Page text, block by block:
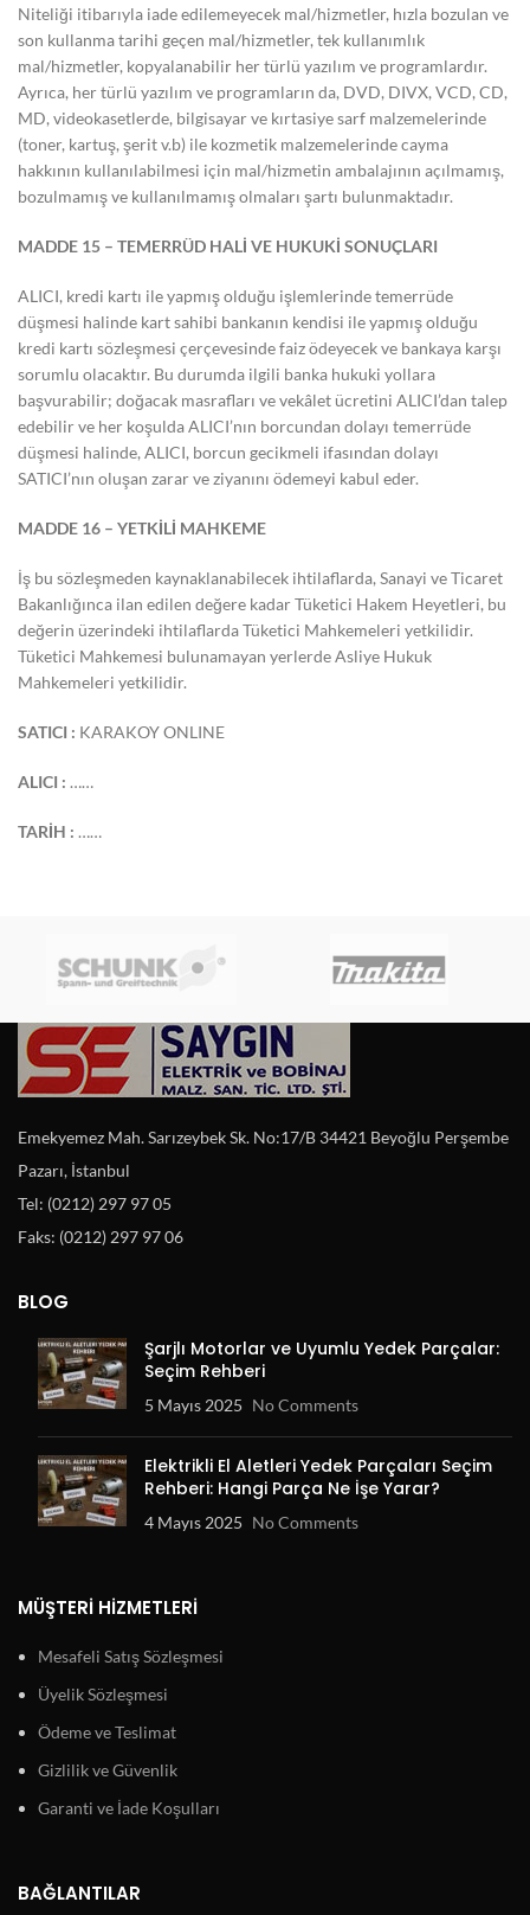
Niteliği itibarıyla iade edilemeyecek mal/hizmetler, hızla bozulan ve
son kullanma tarihi geçen mal/hizmetler, tek kullanımlık
mal/hizmetler, kopyalanabilir her türlü yazılım ve programlardır.
Ayrıca, her türlü yazılım ve programların da, DVD, DIVX, VCD, CD,
MD, videokasetlerde, bilgisayar ve kırtasiye sarf malzemelerinde
(toner, kartuş, şerit v.b) ile kozmetik malzemelerinde cayma
hakkının kullanılabilmesi için mal/hizmetin ambalajının açılmamış,
bozulmamış ve kullanılmamış olmaları şartı bulunmaktadır.
MADDE 15 – TEMERRÜD HALİ VE HUKUKİ SONUÇLARI
ALICI, kredi kartı ile yapmış olduğu işlemlerinde temerrüde
düşmesi halinde kart sahibi bankanın kendisi ile yapmış olduğu
kredi kartı sözleşmesi çerçevesinde faiz ödeyecek ve bankaya karşı
sorumlu olacaktır. Bu durumda ilgili banka hukuki yollara
başvurabilir; doğacak masrafları ve vekâlet ücretini ALICI’dan talep
edebilir ve her koşulda ALICI’nın borcundan dolayı temerrüde
düşmesi halinde, ALICI, borcun gecikmeli ifasından dolayı
SATICI’nın oluşan zarar ve ziyanını ödemeyi kabul eder.
MADDE 16 – YETKİLİ MAHKEME
İş bu sözleşmeden kaynaklanabilecek ihtilaflarda, Sanayi ve Ticaret
Bakanlığınca ilan edilen değere kadar Tüketici Hakem Heyetleri, bu
değerin üzerindeki ihtilaflarda Tüketici Mahkemeleri yetkilidir.
Tüketici Mahkemesi bulunamayan yerlerde Asliye Hukuk
Mahkemeleri yetkilidir.
SATICI : KARAKOY ONLINE
ALICI : ……
TARİH : ……
Emekyemez Mah. Sarızeybek Sk. No:17/B 34421 Beyoğlu Perşembe
Pazarı, İstanbul
Tel: (0212) 297 97 05
Faks: (0212) 297 97 06
BLOG
Şarjlı Motorlar ve Uyumlu Yedek Parçalar:
Seçim Rehberi
5 Mayıs 2025 No Comments
Elektrikli El Aletleri Yedek Parçaları Seçim
Rehberi: Hangi Parça Ne İşe Yarar?
4 Mayıs 2025 No Comments
MÜŞTERI HIZMETLERI
Mesafeli Satış Sözleşmesi
Üyelik Sözleşmesi
Ödeme ve Teslimat
Gizlilik ve Güvenlik
Garanti ve İade Koşulları
BAĞLANTILAR